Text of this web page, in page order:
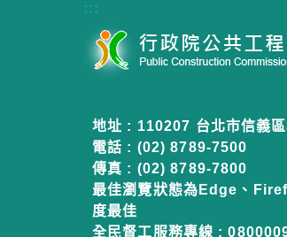
:::
地址 : 110207 台北市信義
電話 : (02) 8789-7500
傳真 : (02) 8789-7800
最佳瀏覽狀態為Edge、
度最佳
全民督工服務專線 :